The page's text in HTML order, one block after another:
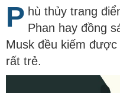
P hù thủy trang
Phan hay đồng
Musk đều kiếm
rất trẻ.